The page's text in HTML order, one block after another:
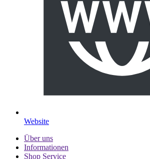
Website
Über uns
Informationen
Shop Service